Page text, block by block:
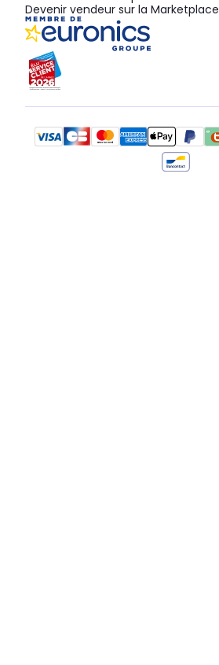
Devenir vendeur sur la Marketplace